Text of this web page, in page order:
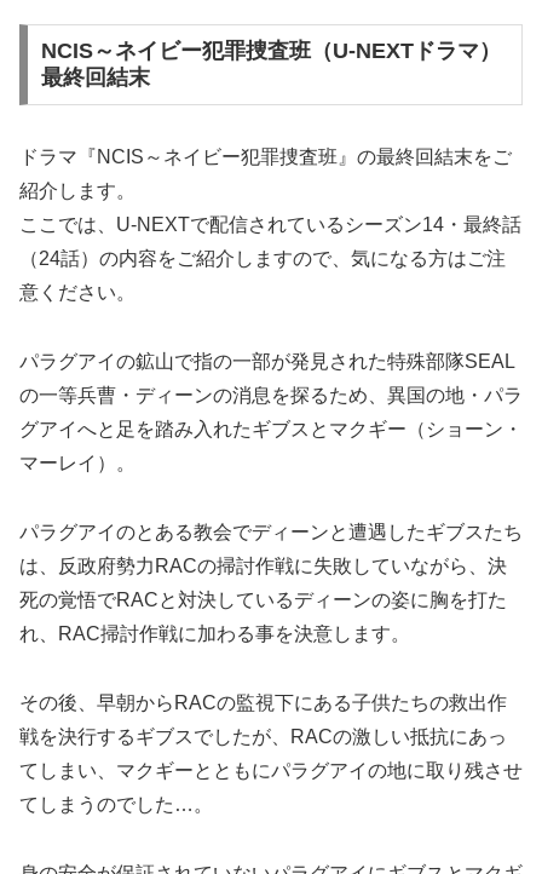
NCIS～ネイビー犯罪捜査班（U-NEXTドラマ）
最終回結末
ドラマ『NCIS～ネイビー犯罪捜査班』の最終回結末をご
紹介します。
ここでは、U-NEXTで配信されているシーズン14・最終話
（24話）の内容をご紹介しますので、気になる方はご注
意ください。
パラグアイの鉱山で指の一部が発見された特殊部隊SEAL
の一等兵曹・ディーンの消息を探るため、異国の地・パラ
グアイへと足を踏み入れたギブスとマクギー（ショーン・
マーレイ）。
パラグアイのとある教会でディーンと遭遇したギブスたち
は、反政府勢力RACの掃討作戦に失敗していながら、決
死の覚悟でRACと対決しているディーンの姿に胸を打た
れ、RAC掃討作戦に加わる事を決意します。
その後、早朝からRACの監視下にある子供たちの救出作
戦を決行するギブスでしたが、RACの激しい抵抗にあっ
てしまい、マクギーとともにパラグアイの地に取り残させ
てしまうのでした…。